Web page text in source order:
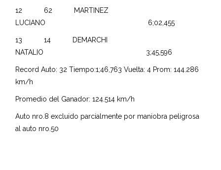
12 62 MARTINEZ
LUCIANO 6;02,455
13 14 DEMARCHI
NATALIO 3;45,596
Record Auto: 32 Tiempo:1;46,763 Vuelta: 4 Prom: 144.286
km/h
Promedio del Ganador: 124.514 km/h
Auto nro.8 excluido parcialmente por maniobra peligrosa
al auto nro.50